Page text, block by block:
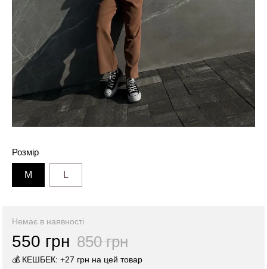
Розмір
M L
Немає в наявності
550 грн 850 грн
💰 КЕШБЕК: +27 грн на цей товар